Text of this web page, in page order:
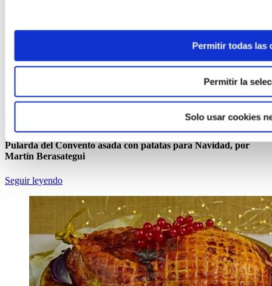
Permitir todas las
Permitir la
Solo usar cookies
Martín Berasategui
Pularda del Convento asada con patatas para Navidad, por
Martín Berasategui
Seguir leyendo